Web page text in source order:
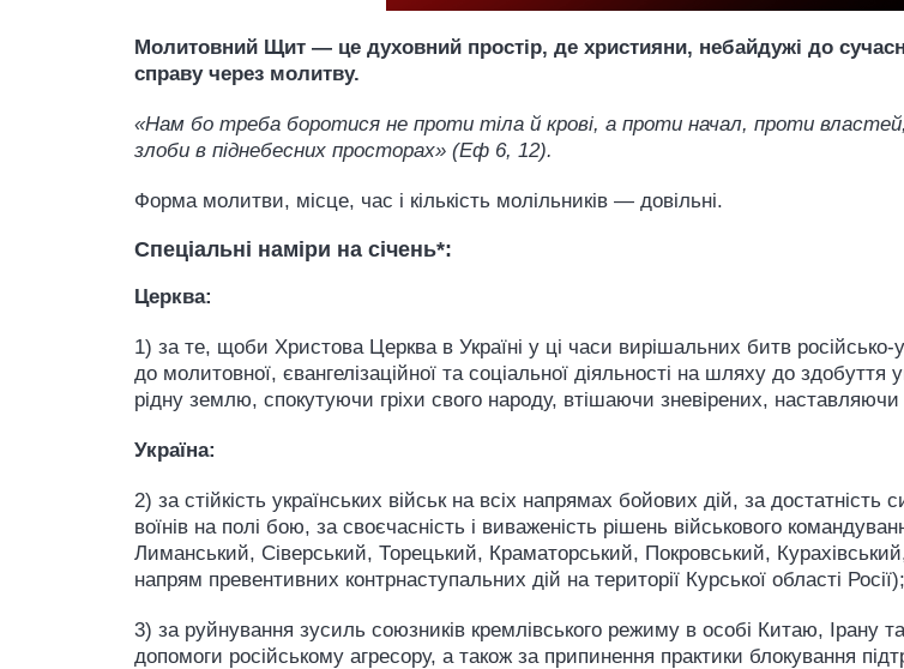
Молитовний Щит — це духовний простір, де християни, небайдужі до
справу через молитву.
«Нам бо треба боротися не проти тіла й крові, а проти начал, проти
злоби в піднебесних просторах» (Еф 6, 12).
Форма молитви, місце, час і кількість молільників — довільні.
Спеціальні наміри на січень*:
Церква:
1) за те, щоби Христова Церква в Україні у ці часи вирішальних битв російсько-
до молитовної, євангелізаційної та соціальної діяльності на шляху до
рідну землю, спокутуючи гріхи свого народу, втішаючи зневірених,
Україна:
2) за стійкість українських військ на всіх напрямах бойових дій, за
воїнів на полі бою, за своєчасність і виваженість рішень військового
Лиманський, Сіверський, Торецький, Краматорський, Покровський,
напрям превентивних контрнаступальних дій на території Курської області
3) за руйнування зусиль союзників кремлівського режиму в особі Китаю, Ірану
допомоги російському агресору, а також за припинення практики блокування